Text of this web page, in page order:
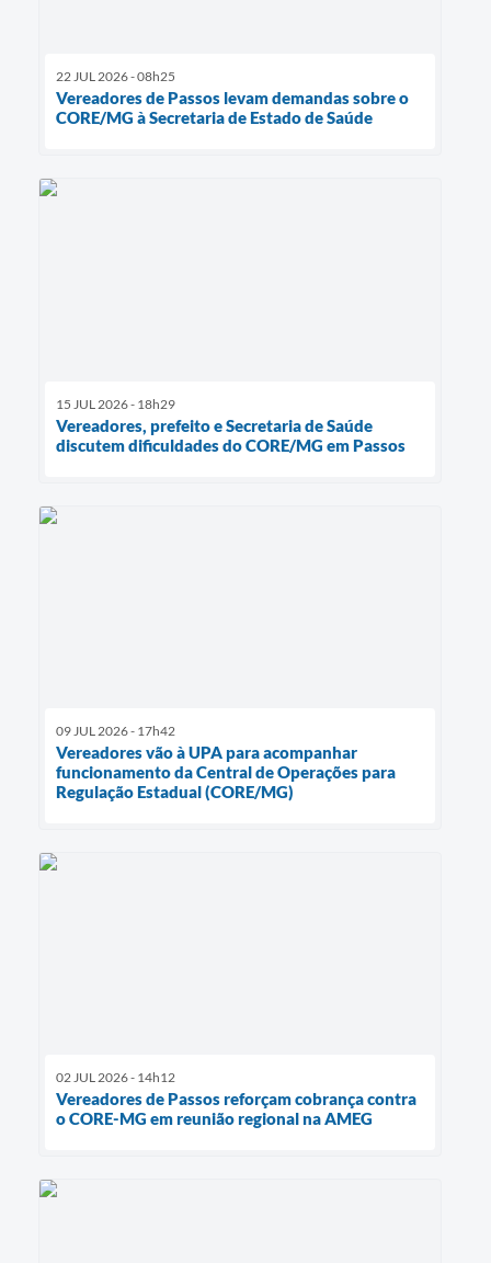
22 JUL 2026 - 08h25
Vereadores de Passos levam demandas sobre o
CORE/MG à Secretaria de Estado de Saúde
15 JUL 2026 - 18h29
Vereadores, prefeito e Secretaria de Saúde
discutem dificuldades do CORE/MG em Passos
09 JUL 2026 - 17h42
Vereadores vão à UPA para acompanhar
funcionamento da Central de Operações para
Regulação Estadual (CORE/MG)
02 JUL 2026 - 14h12
Vereadores de Passos reforçam cobrança contra
o CORE-MG em reunião regional na AMEG